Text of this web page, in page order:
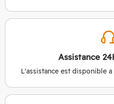
Assistance
L'assistance est disponible